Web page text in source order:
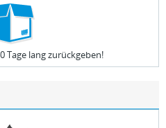
Tage lang zurückgeben!